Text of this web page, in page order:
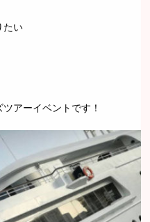
たい
アーイベントです！